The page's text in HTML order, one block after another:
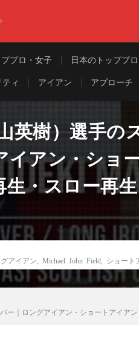
プロ・女子 日本のトッププ
ィ アイアン アプローチ
英樹）選手の
イアン・ショ
・スロー再
アイアン Michael John Field ショート
ー｜ロングアイアン・ショートアイア